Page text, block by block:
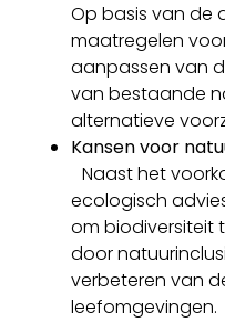
Op basis van de
maatregelen
aanpassen van
van bestaande
alternatieve
Kansen voor
Naast het
ecologisch
om biodiversiteit
door
verbeteren van
leefomgevingen.